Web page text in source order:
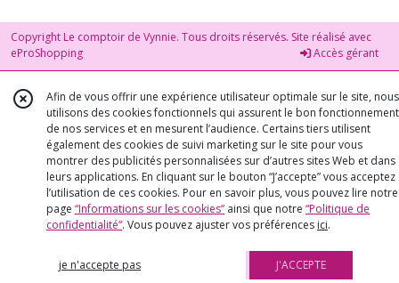
Copyright Le comptoir de Vynnie. Tous droits réservés. Site réalisé avec
eProShopping
Accès gérant
Afin de vous offrir une expérience utilisateur optimale sur le site, nous
utilisons des cookies fonctionnels qui assurent le bon fonctionnement
de nos services et en mesurent l’audience. Certains tiers utilisent
également des cookies de suivi marketing sur le site pour vous
montrer des publicités personnalisées sur d’autres sites Web et dans
leurs applications. En cliquant sur le bouton “J’accepte” vous acceptez
l’utilisation de ces cookies. Pour en savoir plus, vous pouvez lire notre
page “Informations sur les cookies” ainsi que notre “Politique de
confidentialité“. Vous pouvez ajuster vos préférences ici.
je n'accepte pas J'ACCEPTE